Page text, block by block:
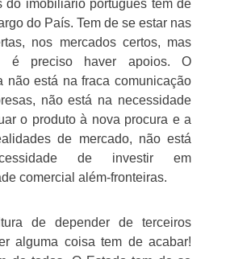
do imobiliário português tem de
do País. Tem de se estar nas
nos mercados certos, mas
é preciso haver apoios. O
não está na fraca comunicação
não está na necessidade
o produto à nova procura e a
de mercado, não está
de investir em
comercial além-fronteiras.
de depender de terceiros
alguma coisa tem de acabar!